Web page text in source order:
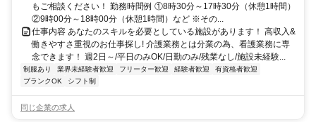
もご相談ください！ 勤務時間例 ①8時30分～17時30分（休憩1時間）
②9時00分～18時00分（休憩1時間）など ※その...
仕事内容 あなたのスキルを必要としている施設があります！ 高収入&
働きやすさ重視のお仕事探し! 介護業務とは分業の為、看護業務に専
念できます！ 週2日～/平日のみOK/日勤のみ/残業なし/施設未経験...
制服あり 業界未経験者歓迎 フリーター歓迎 経験者歓迎
有資格者歓迎
ブランクOK
シフト制
同じ企業の求人